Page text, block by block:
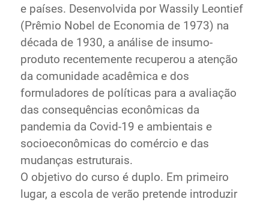
e países. Desenvolvida por Wassily Leontief
(Prêmio Nobel de Economia de 1973) na
década de 1930, a análise de insumo-
produto recentemente recuperou a atenção
da comunidade acadêmica e dos
formuladores de políticas para a avaliação
das consequências econômicas da
pandemia da Covid-19 e ambientais e
socioeconômicas do comércio e das
mudanças estruturais.
O objetivo do curso é duplo. Em primeiro
lugar, a escola de verão pretende introduzir